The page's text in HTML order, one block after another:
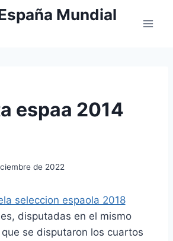
Mundial
espaa 2014
de 2022
disputadas en el mismo
se disputaron los cuartos